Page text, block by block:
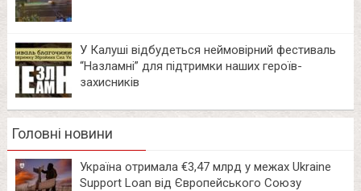
У Калуші відбудеться неймовірний фестиваль
“Назламні” для підтримки наших героїв-
захисників
Головні новини
Україна отримала €3,47 млрд у межах Ukraine
Support Loan від Європейського Союзу